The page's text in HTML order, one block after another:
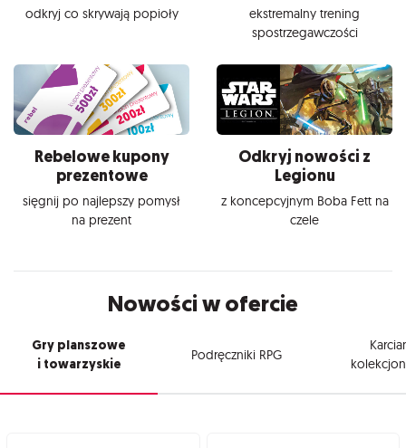
odkryj co skrywają popioły
ekstremalny trening
spostrzegawczości
Rebelowe kupony
prezentowe
sięgnij po najlepszy pomysł
na prezent
Odkryj nowości z
Legionu
z koncepcyjnym Boba Fett na
czele
Nowości w ofercie
Gry planszowe
i towarzyskie
Podręczniki RPG